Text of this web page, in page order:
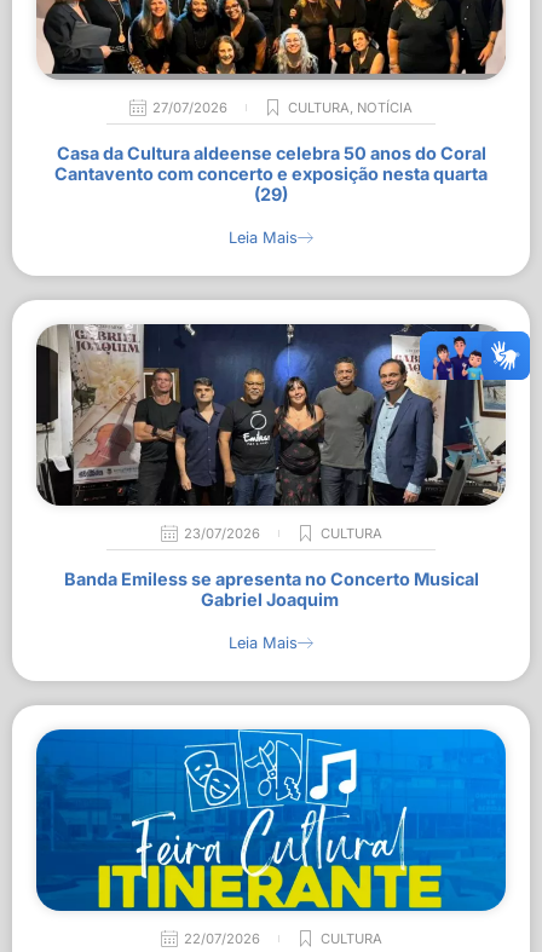
27/07/2026 CULTURA, NOTÍCIA
Casa da Cultura aldeense celebra 50 anos do Coral
Cantavento com concerto e exposição nesta quarta
(29)
Leia Mais
23/07/2026 CULTURA
Banda Emiless se apresenta no Concerto Musical
Gabriel Joaquim
Leia Mais
22/07/2026 CULTURA